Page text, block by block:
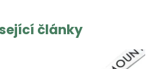
články